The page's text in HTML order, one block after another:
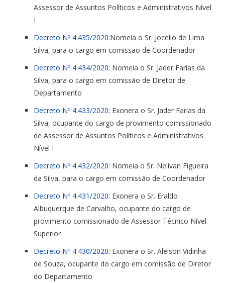
Assessor de Assuntos Políticos e Administrativos Nível
I
Decreto Nº 4.435/2020:Nomeia o Sr. Jocelio de Lima
Silva, para o cargo em comissão de Coordenador
Decreto Nº 4.434/2020: Nomeia o Sr. Jader Farias da
Silva, para o cargo em comissão de Diretor de
Departamento
Decreto Nº 4.433/2020: Exonera o Sr. Jader Farias da
Silva, ocupante do cargo de provimento comissionado
de Assessor de Assuntos Políticos e Administrativos
Nível I
Decreto Nº 4.432/2020: Nomeia o Sr. Nelivan Figueira
da Silva, para o cargo em comissão de Coordenador
Decreto Nº 4.431/2020: Exonera o Sr. Eraldo
Albuquerque de Carvalho, ocupante do cargo de
provimento comissionado de Assessor Técnico Nível
Superior
Decreto Nº 4.430/2020: Exonera o Sr. Aleison Vidinha
de Souza, ocupante do cargo em comissão de Diretor
do Departamento